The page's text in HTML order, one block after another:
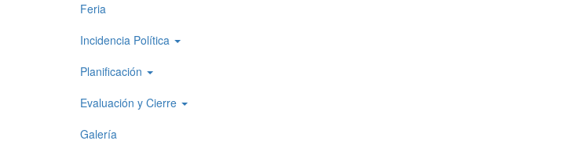
Feria
Incidencia Política
Planificación
Evaluación y Cierre
Galería